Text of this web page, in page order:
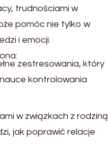
trudnościami w
pomóc nie tylko w
i emocji.
zestresowania, który
kontrolowania
w związkach z rodziną
jak poprawić relacje